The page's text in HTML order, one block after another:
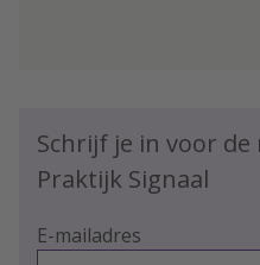
Schrijf je in voor
Praktijk Signaal
E-mailadres